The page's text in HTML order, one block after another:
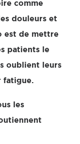
comme
douleurs et
est de mettre
patients le
oublient leurs
fatigue.
les